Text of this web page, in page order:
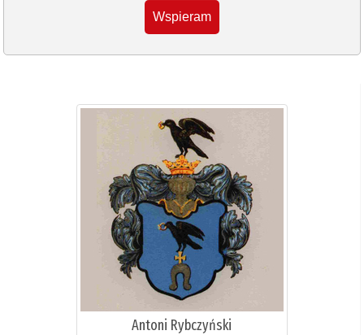
Wspieram
Antoni Rybczyński